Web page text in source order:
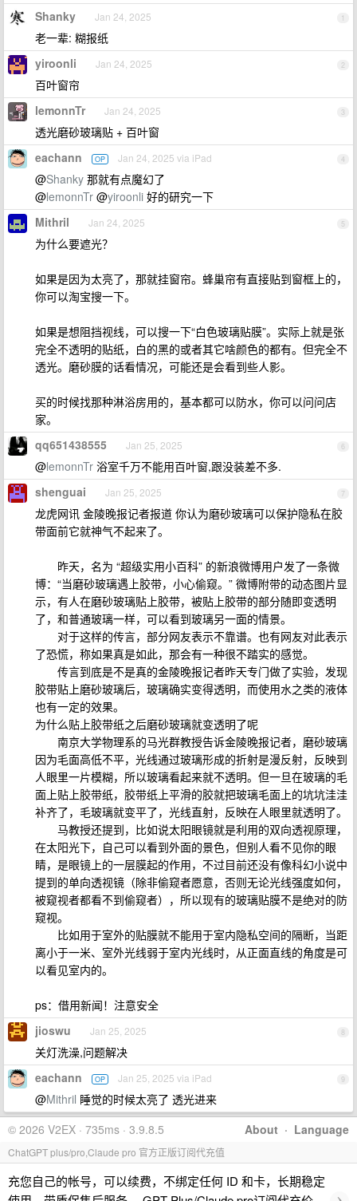
1
Shanky Jan 24, 2025
老一辈: 糊报纸
2
yiroonli Jan 24, 2025
百叶窗帘
3
lemonnTr Jan 24, 2025
透光磨砂玻璃贴 + 百叶窗
4
eachann OP Jan 24, 2025 via iPad
@Shanky 那就有点魔幻了
@lemonnTr @yiroonli 好的研究一下
5
Mithril Jan 24, 2025
为什么要遮光？
如果是因为太亮了，那就挂窗帘。蜂巢帘有直接贴到窗框上的，
你可以淘宝搜一下。
如果是想阻挡视线，可以搜一下“白色玻璃贴膜”。实际上就是张
完全不透明的贴纸，白的黑的或者其它啥颜色的都有。但完全不
透光。磨砂膜的话看情况，可能还是会看到些人影。
买的时候找那种淋浴房用的，基本都可以防水，你可以问问店
家。
6
qq651438555 Jan 25, 2025
@lemonnTr 浴室千万不能用百叶窗,跟没装差不多.
7
shenguai Jan 25, 2025
龙虎网讯 金陵晚报记者报道 你认为磨砂玻璃可以保护隐私在胶
带面前它就神气不起来了。
昨天，名为 “超级实用小百科” 的新浪微博用户发了一条微
博：“当磨砂玻璃遇上胶带，小心偷窥。” 微博附带的动态图片显
示，有人在磨砂玻璃贴上胶带，被贴上胶带的部分随即变透明
了，和普通玻璃一样，可以看到玻璃另一面的情景。
对于这样的传言，部分网友表示不靠谱。也有网友对此表示
了恐慌，称如果真是如此，那会有一种很不踏实的感觉。
传言到底是不是真的金陵晚报记者昨天专门做了实验，发现
胶带贴上磨砂玻璃后，玻璃确实变得透明，而使用水之类的液体
也有一定的效果。
为什么贴上胶带纸之后磨砂玻璃就变透明了呢
南京大学物理系的马光群教授告诉金陵晚报记者，磨砂玻璃
因为毛面高低不平，光线通过玻璃形成的折射是漫反射，反映到
人眼里一片模糊，所以玻璃看起来就不透明。但一旦在玻璃的毛
面上贴上胶带纸，胶带纸上平滑的胶就把玻璃毛面上的坑坑洼洼
补齐了，毛玻璃就变平了，光线直射，反映在人眼里就透明了。
马教授还提到，比如说太阳眼镜就是利用的双向透视原理，
在太阳光下，自己可以看到外面的景色，但别人看不见你的眼
睛，是眼镜上的一层膜起的作用，不过目前还没有像科幻小说中
提到的单向透视镜（除非偷窥者愿意，否则无论光线强度如何，
被窥视者都看不到偷窥者），所以现有的玻璃贴膜不是绝对的防
窥视。
比如用于室外的贴膜就不能用于室内隐私空间的隔断，当距
离小于一米、室外光线弱于室内光线时，从正面直线的角度是可
以看见室内的。
ps：借用新闻！注意安全
8
jioswu Jan 25, 2025
关灯洗澡,问题解决
9
eachann OP Jan 25, 2025 via iPad
@Mithril 睡觉的时候太亮了 透光进来
About · Language
© 2026 V2EX · 735ms · 3.9.8.5
ChatGPT plus/pro,Claude pro 官方正版订阅代充值
充您自己的帐号，可以续费，不绑定任何 ID 和卡，长期稳定